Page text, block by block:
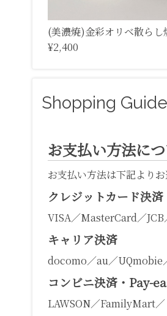
(美濃焼)金彩オリベ散らし
¥2,400
Shopping Guide
お支払い方法に
お支払い方法は下記よりお
クレジットカード決済
VISA／MasterCard／JCB
キャリア決済
docomo／au／
コンビニ決済・Pay-
LAWSON／FamilyMart